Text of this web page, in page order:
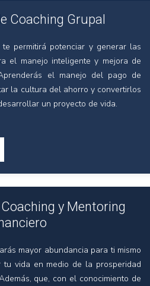
Coaching Grupal
permitirá potenciar y generar las
el manejo inteligente y mejora de
el manejo del pago de
la cultura del ahorro y convertirlos
un proyecto de vida.
y Mentoring
mayor abundancia para ti mismo
vida en medio de la prosperidad
que, con el conocimiento de